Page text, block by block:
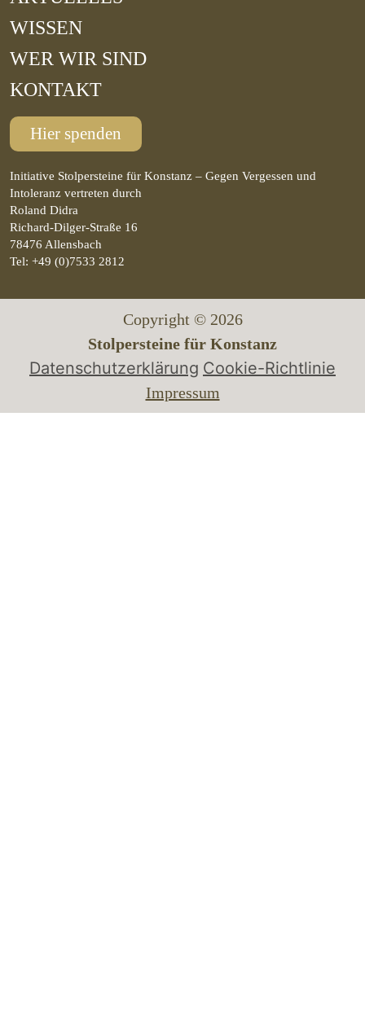
WISSEN
WER WIR SIND
KONTAKT
Hier spenden
Initiative Stolpersteine für Konstanz – Gegen Vergessen und
Intoleranz vertreten durch
Roland Didra
Richard-Dilger-Straße 16
78476 Allensbach
Tel: +49 (0)7533 2812
Copyright © 2026
Stolpersteine für Konstanz
Datenschutzerklärung Cookie-Richtlinie
Impressum